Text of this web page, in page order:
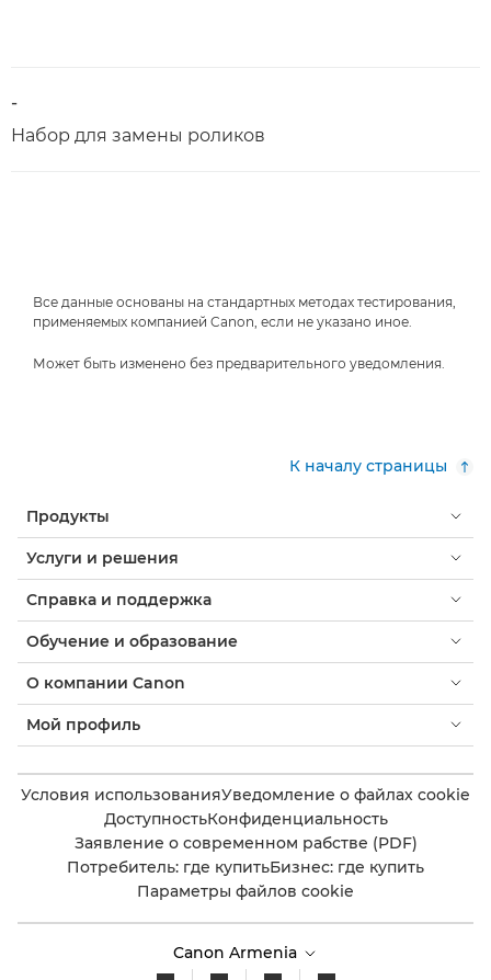
-
Набор для замены роликов
Все данные основаны на стандартных методах тестирования,
применяемых компанией Canon, если не указано иное.
Может быть изменено без предварительного уведомления.
К началу страницы
Продукты
Услуги и решения
Справка и поддержка
Обучение и образование
О компании Canon
Мой профиль
Условия использованияУведомление о файлах cookie
ДоступностьКонфиденциальность
Заявление о современном рабстве (PDF)
Потребитель: где купитьБизнес: где купить
Параметры файлов cookie
Canon Armenia